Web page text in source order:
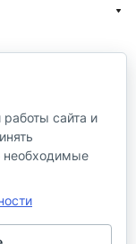
сайта и
необходимые